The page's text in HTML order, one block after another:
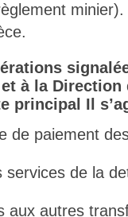
minier).
à la
principal Il
de paiement
services de la
autres